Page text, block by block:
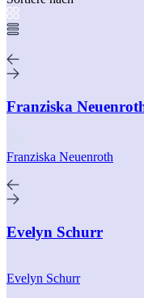
Franziska
Franziska Neuenroth
Evelyn Schurr
Evelyn Schurr